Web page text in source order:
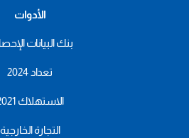
الأدوات
بنك البيانات
تعداد 2024
الاستهلاك 2021
التجارة الخارجية